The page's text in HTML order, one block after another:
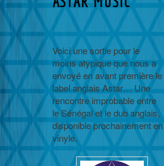
Voici une sortie pour le
moins atypique que nous a
envoyé en avant première le
label anglais Astar… Une
rencontre improbable entre
le Sénégal et le dub anglais,
disponible prochainement en
vinyle.